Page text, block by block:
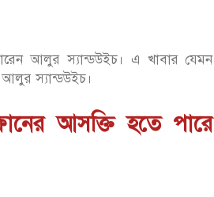
আলুর স্যান্ডউইচ। এ খাবার যেমন
আলুর স্যান্ডউইচ।
আসক্তি হতে পারে